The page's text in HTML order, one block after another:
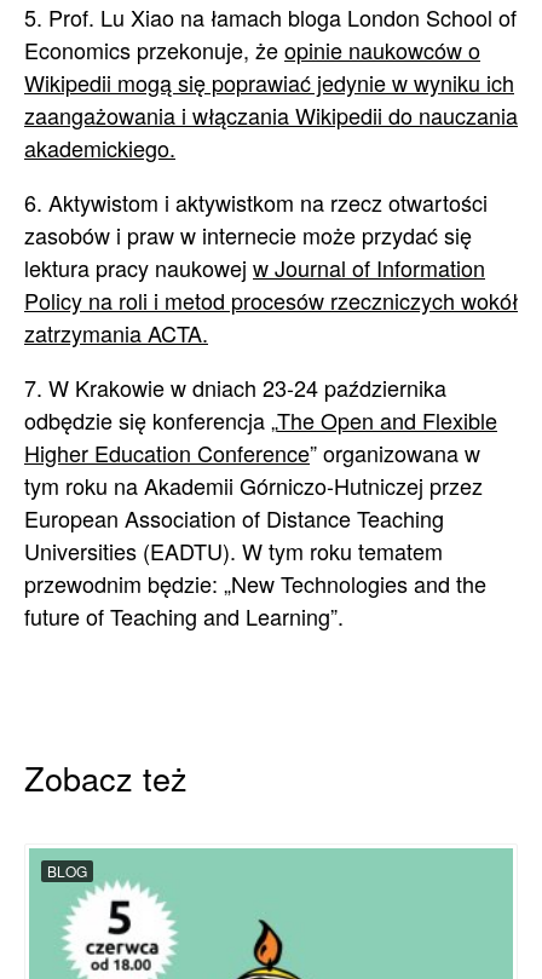
5. Prof. Lu Xiao na łamach bloga London School of
Economics przekonuje, żeopinie naukowców o
Wikipedii mogą się poprawiać jedynie w wyniku ich
zaangażowania i włączania Wikipedii do nauczania
akademickiego.
6. Aktywistom i aktywistkom na rzecz otwartości
zasobów i praw w internecie może przydać się
lektura pracy naukowej w Journal of Information
Policy na roli i metod procesów rzeczniczych wokół
zatrzymania ACTA.
7. W Krakowie w dniach 23-24 października
odbędzie się konferencja „The Open and Flexible
Higher Education Conference” organizowana w
tym roku na Akademii Górniczo-Hutniczej przez
European Association of Distance Teaching
Universities (EADTU). W tym roku tematem
przewodnim będzie: „New Technologies and the
future of Teaching and Learning”.
Zobacz też
BLOG